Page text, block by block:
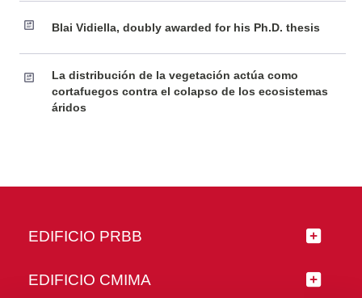
Blai Vidiella, doubly awarded for his Ph.D. thesis
La distribución de la vegetación actúa como
cortafuegos contra el colapso de los ecosistemas
áridos
EDIFICIO PRBB
EDIFICIO CMIMA